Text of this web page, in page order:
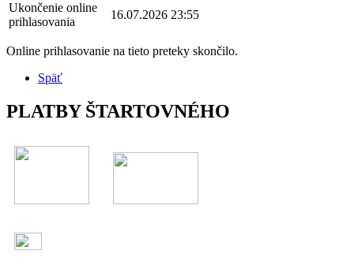
Ukončenie online
prihlasovania
16.07.2026 23:55
Online prihlasovanie na tieto preteky skončilo.
Späť
PLATBY ŠTARTOVNÉHO